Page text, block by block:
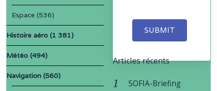
SUBMIT
Espace (536)
Histoire aéro (1 381)
Météo (494)
Navigation (560)
Articles récents
SOFIA-Briefing